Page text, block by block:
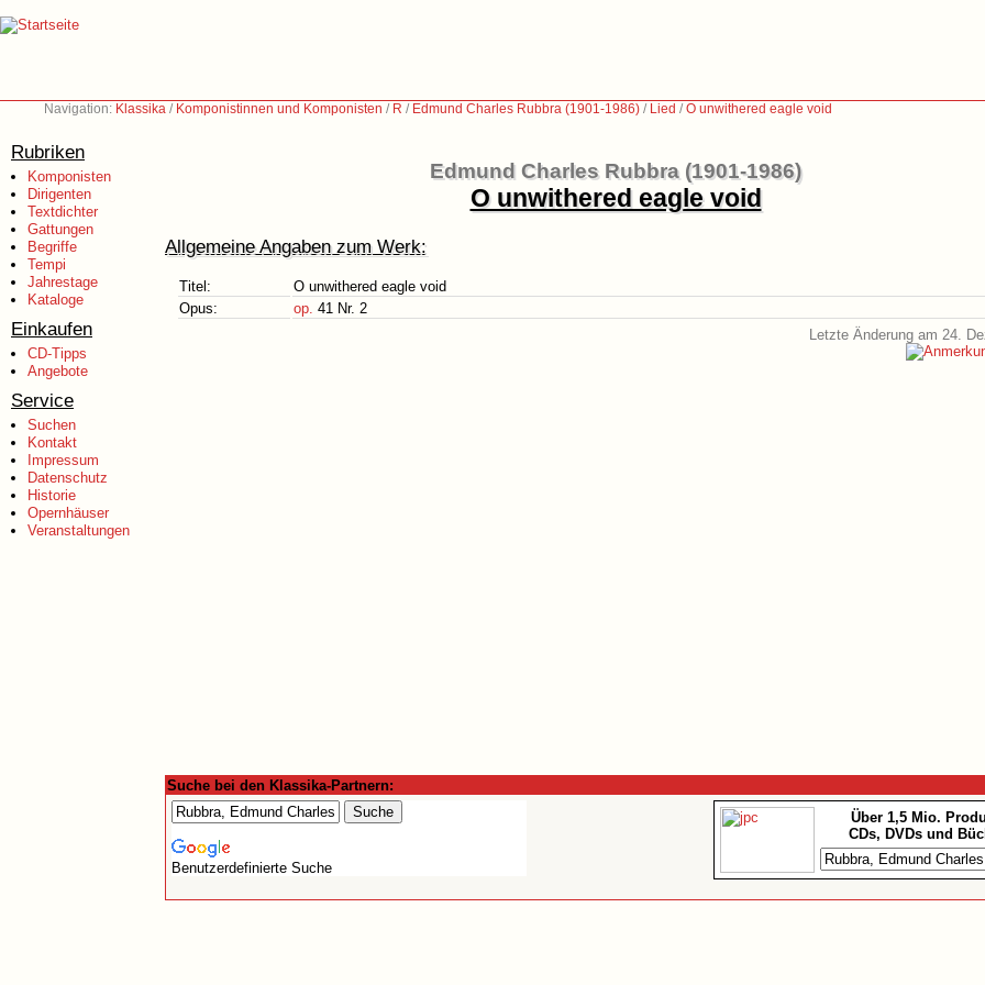
Navigation: Klassika / Komponistinnen und Komponisten / R / Edmund Charles Rubbra (1901-1986) / Lied /O unwithered eagle void
Rubriken
Komponisten
Dirigenten
Textdichter
Gattungen
Begriffe
Tempi
Jahrestage
Kataloge
Einkaufen
CD-Tipps
Angebote
Service
Suchen
Kontakt
Impressum
Datenschutz
Historie
Opernhäuser
Veranstaltungen
Edmund Charles Rubbra (1901-1986)
O unwithered eagle void
Allgemeine Angaben zum Werk:
Titel:
O unwithered eagle void
Opus:
op. 41 Nr. 2
Letzte Änderung am 24.
Suche bei den Klassika-Partnern:
Benutzerdefinierte Suche
Über 1,5 Mio.
CDs, DVDs und